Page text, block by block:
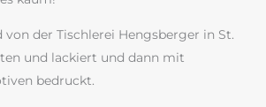
von der Tischlerei Hengsberger in St.
und lackiert und dann mit
bedruckt.